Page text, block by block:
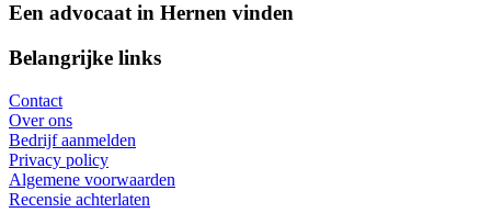
Een advocaat in Hernen vinden
Belangrijke links
Contact
Over ons
Bedrijf aanmelden
Privacy policy
Algemene voorwaarden
Recensie achterlaten